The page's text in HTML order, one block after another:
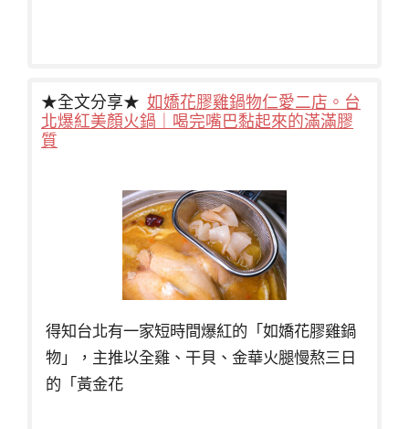
★全文分享★ 如嬌花膠雞鍋物仁愛二店。台
北爆紅美顏火鍋｜喝完嘴巴黏起來的滿滿膠
質
得知台北有一家短時間爆紅的「如嬌花膠雞鍋
物」，主推以全雞、干貝、金華火腿慢熬三日
的「黃金花